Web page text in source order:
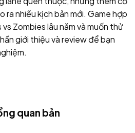
ra nhiều kịch bản mới. Game hợp
Zombies lâu năm và muốn thử
giới thiệu và review để bạn
quan bản